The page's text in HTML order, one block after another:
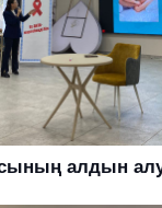
алдын